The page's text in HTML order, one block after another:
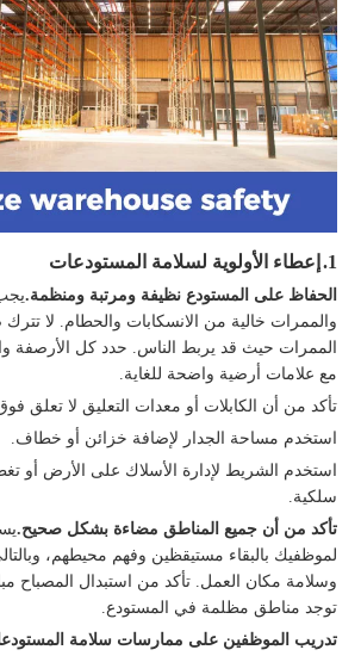
1. إعطاء الأولوية لسلامة المستودعات
الحفاظ على المستودع نظيفة ومرتبة ومنظمة.
والممرات خالية من الانسكابات والحطام. لا
الممرات حيث قد يربط الناس. حدد كل الأرصفة
مع علامات أرضية واضحة للغاية.
تأكد من أن الكابلات أو معدات التعليق لا تعلق
استخدم مساحة الجدار لإضافة خزائن أو خطاف.
استخدم الشريط لإدارة الأسلاك على الأرض أو
سلكية.
تأكد من أن جميع المناطق مضاءة بشكل صحيح.
لموظفيك بالبقاء مستيقظين وفهم محيطهم،
وسلامة مكان العمل. تأكد من استبدال المصباح
توجد مناطق مظلمة في المستودع.
تدريب الموظفين على ممارسات سلامة